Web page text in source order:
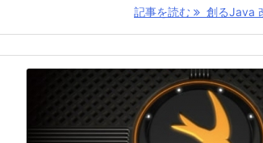
記事を読む 創るJava